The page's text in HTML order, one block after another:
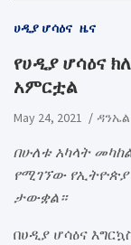
ሀዲያ ሆሳዕና ዜና
የሀዲያ ሆሳዕና
አምርቷል
May 24, 2021
በሁለቱ አካላት
የሚገኘው የኢትዮጵያ
ታውቋል።
በሀዲያ ሆሳዕና